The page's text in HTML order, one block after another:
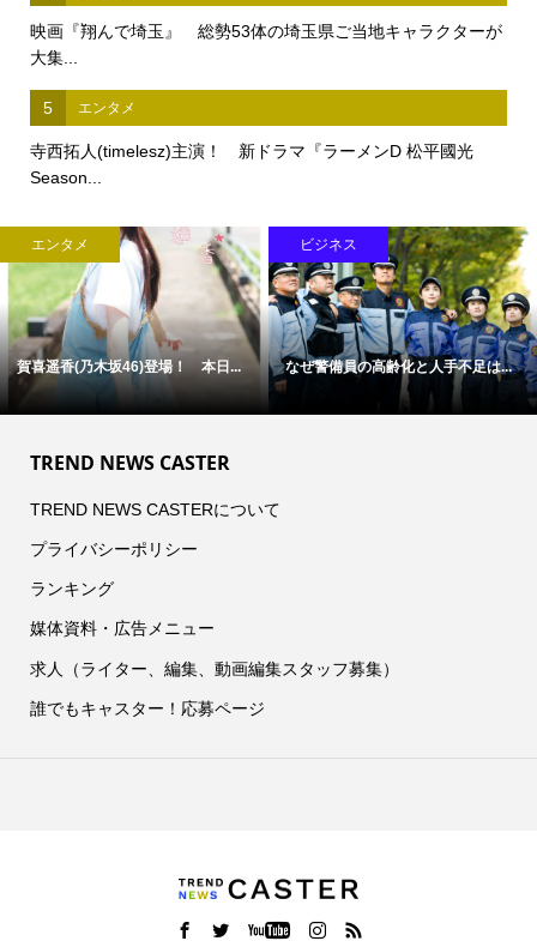
映画『翔んで埼玉』 総勢53体の埼玉県ご当地キャラクターが
大集...
5 エンタメ
寺西拓人(timelesz)主演！ 新ドラマ『ラーメンD 松平國光
Season...
エンタメ
賀喜遥香(乃木坂46)登場！ 本日...
ビジネス
なぜ警備員の高齢化と人手不足は...
TREND NEWS CASTER
TREND NEWS CASTERについて
プライバシーポリシー
ランキング
媒体資料・広告メニュー
求人（ライター、編集、動画編集スタッフ募集）
誰でもキャスター！応募ページ